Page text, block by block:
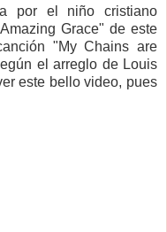
por el niño cristiano
Grace" de este
"My Chains are
el arreglo de Louis
este bello video, pues